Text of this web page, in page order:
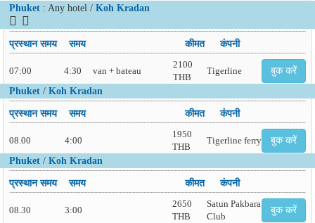
Phuket: Any hotel / Koh Kradan
प्रस्थान समय समय कीमत कंपनी
07:00 4:30 van + bateau
2100
THB
Tigerline बुक करें
Phuket/ Koh Kradan
प्रस्थान समय समय कीमत कंपनी
08.00 4:00
1950
THB
Tigerline ferry बुक करें
Phuket/ Koh Kradan
प्रस्थान समय समय कीमत कंपनी
08.30 3:00
2650
THB
Satun Pakbara
Club
बुक करें